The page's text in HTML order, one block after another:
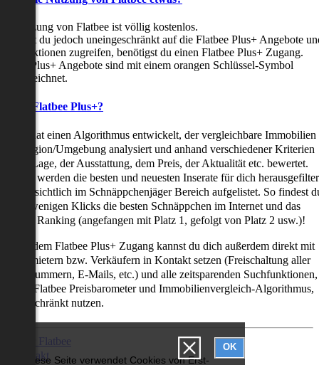
Diese Seite verwendet Cookies von Erst-
OK
Nutzung von Flatbee ist völlig kostenlos.
du jedoch uneingeschränkt auf die Flatbee Plus+ Angebote
zugreifen, benötigst du einen Flatbee Plus+ Zugang.
Plus+ Angebote sind mit einem orangen Schlüssel-Symbol
ist Flatbee Plus+?
hat einen Algorithmus entwickelt, der vergleichbare Immobilien
Region/Umgebung analysiert und anhand verschiedener Kriterien
der Lage, der Ausstattung, dem Preis, der Aktualität etc. bewertet.
werden die besten und neuesten Inserate für dich
übersichtlich im Schnäppchenjäger Bereich aufgelistet. So findest
nur wenigen Klicks die besten Schnäppchen im Internet und das
als Ranking (angefangen mit Platz 1, gefolgt von Platz 2 usw.)!
mit dem Flatbee Plus+ Zugang kannst du dich außerdem direkt mit
Vermietern bzw. Verkäufern in Kontakt setzen (Freischaltung aller
E-Mails, etc.) und alle zeitsparenden Suchfunktionen,
den Flatbee Preisbarometer und Immobilienvergleich-Algorithmus,
nutzen.
Über Flatbee
Kontakt